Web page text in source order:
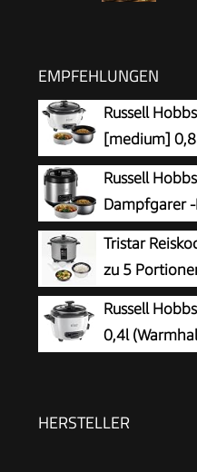
EMPFEHLUNGEN
Russell
[medium]
Einsatz,
antihaftbeschichteter
Messbecher)
27030-56
Russell
Dampfgarer
Klappdeckel
antihaftbeschichteter
Messbecher,
Tristar
zu 5
Antihaft-
Warmhaltefunktion,
Russell
0,4l
Reiswärmer) 27020-56
HERSTELLER